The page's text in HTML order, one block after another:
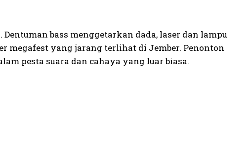
bass menggetarkan dada, laser dan lampu
megafest yang jarang terlihat di Jember. Penonton
pesta suara dan cahaya yang luar biasa.